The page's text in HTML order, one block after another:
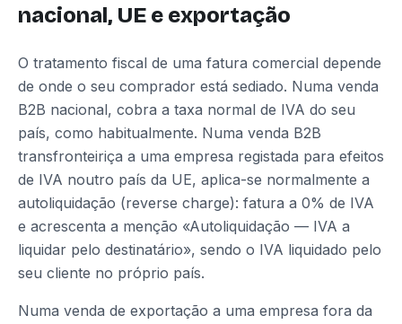
nacional, UE e exportação
O tratamento fiscal de uma fatura comercial depende
de onde o seu comprador está sediado. Numa venda
B2B nacional, cobra a taxa normal de IVA do seu
país, como habitualmente. Numa venda B2B
transfronteiriça a uma empresa registada para efeitos
de IVA noutro país da UE, aplica-se normalmente a
autoliquidação (reverse charge): fatura a 0% de IVA
e acrescenta a menção «Autoliquidação — IVA a
liquidar pelo destinatário», sendo o IVA liquidado pelo
seu cliente no próprio país.
Numa venda de exportação a uma empresa fora da